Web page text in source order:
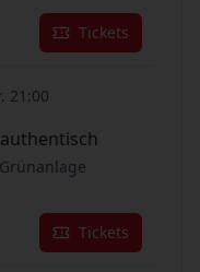
Tickets
21:00
Tickets